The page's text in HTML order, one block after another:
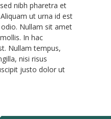
nibh pharetra et
ut urna id est
Nullam sit amet
In hac
Nullam tempus,
nisi risus
justo dolor ut